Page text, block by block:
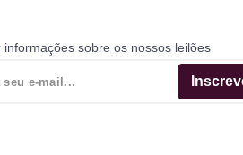
informações sobre os nossos leilões